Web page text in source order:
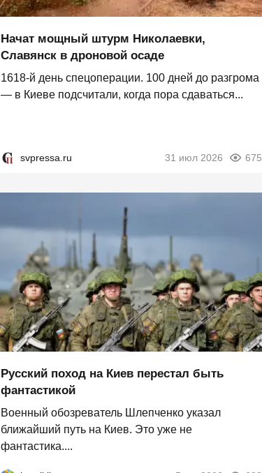
Начат мощный штурм Николаевки,
Славянск в дроновой осаде
1618-й день спецоперации. 100 дней до разгрома
— в Киеве подсчитали, когда пора сдаваться...
svpressa.ru 31 июл 2026 675
Русский поход на Киев перестал быть
фантастикой
Военный обозреватель Шлепченко указал
ближайший путь на Киев. Это уже не
фантастика....